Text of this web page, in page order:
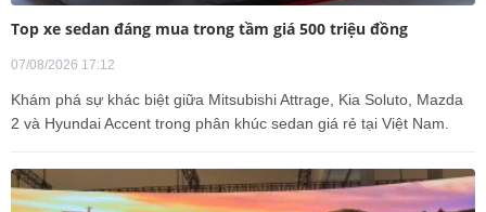
Top xe sedan đáng mua trong tầm giá 500 triệu đồng
07/08/2026 17:12
Khám phá sự khác biệt giữa Mitsubishi Attrage, Kia Soluto, Mazda
2 và Hyundai Accent trong phân khúc sedan giá rẻ tại Việt Nam.